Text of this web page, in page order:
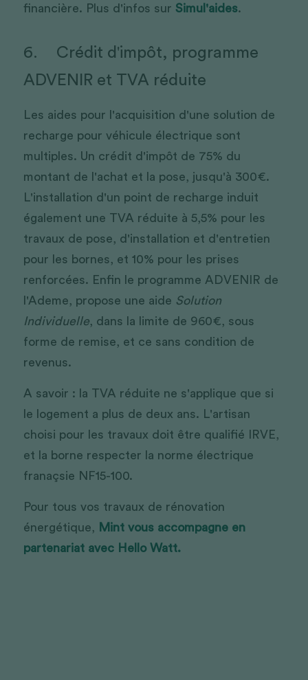
financière. Plus d'infos sur Simul'aides.
6.	Crédit d'impôt, programme
ADVENIR et TVA réduite
Les aides pour l'acquisition d'une solution de
recharge pour véhicule électrique sont
multiples. Un crédit d'impôt de 75% du
montant de l'achat et la pose, jusqu'à 300€.
L'installation d'un point de recharge induit
également une TVA réduite à 5,5% pour les
travaux de pose, d'installation et d'entretien
pour les bornes, et 10% pour les prises
renforcées. Enfin le programme ADVENIR de
l'Ademe, propose une aide Solution
Individuelle, dans la limite de 960€, sous
forme de remise, et ce sans condition de
revenus.
A savoir : la TVA réduite ne s'applique que si
le logement a plus de deux ans. L'artisan
choisi pour les travaux doit être qualifié IRVE,
et la borne respecter la norme électrique
franaçsie NF15-100.
Pour tous vos travaux de rénovation
énergétique, Mint vous accompagne en
partenariat avec Hello Watt.